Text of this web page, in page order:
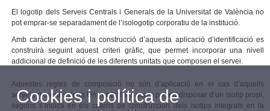
El logotip dels Serveis Centrals i Generals de la Universitat de València no
pot emprar-se separadament de l’isologotip corporatiu de la institució.
Amb caràcter general, la construcció d’aquesta aplicació d’identificació es
construirà seguint aquest criteri gràfic, que permet incorporar una nivell
addicional de definició de les diferents unitats que composen el servei.
Aquestes regles de composició no són d’aplicació en el cas d’aquells
serveis generals de la Universitat els quals poden disposar d’un isotip propi,
segons s’indica en els criteris de construcción dels isotips integrats en la
Cookies i política de